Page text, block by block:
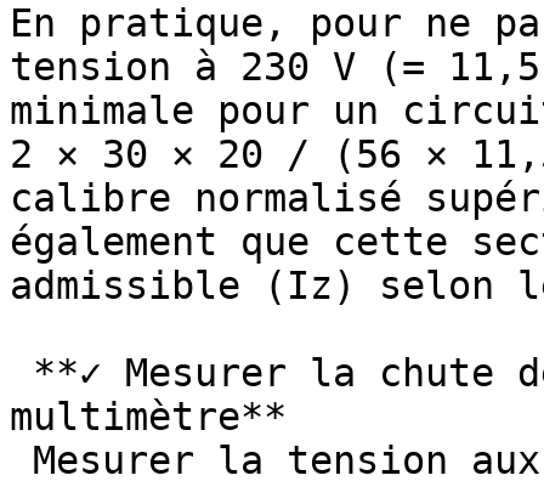
En pratique, pour ne
tension à 230 V (=
minimale pour un
2 × 30 × 20 / (56 ×
calibre normalisé
également que cette
admissible (Iz) selon
multimètre**